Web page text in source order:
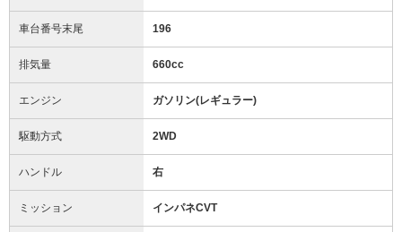
車台番号末尾 196
排気量 660cc
エンジン ガソリン(レギュラー)
駆動方式 2WD
ハンドル 右
ミッション インパネCVT